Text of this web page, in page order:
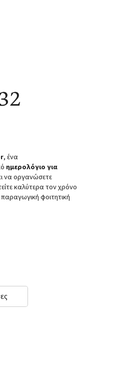
, ένα
ημερολόγιο για
να οργανώσετε
καλύτερα τον χρόνο
φοιτητική